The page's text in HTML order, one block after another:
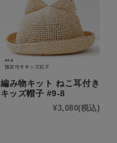
編み物キット ねこ耳付き
キッズ帽子 #9-8
¥3,080(税込)